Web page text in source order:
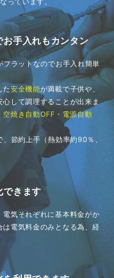
お手入れもカンタン
ラットなのでお手入れ簡単
た安全機能が満載で子供や、
して調理することが出来ま
焼き自動OFF・電源自動
節約上手（熱効率約90％、
できます
気それぞれに基本料金がか
電気料金のみとなる為、経